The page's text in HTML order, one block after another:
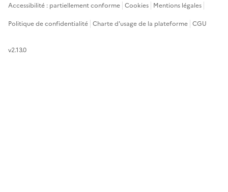
Accessibilité : partiellement conforme Cookies Mentions légales
Politique de confidentialité Charte d'usage de la plateforme CGU
v2.13.0